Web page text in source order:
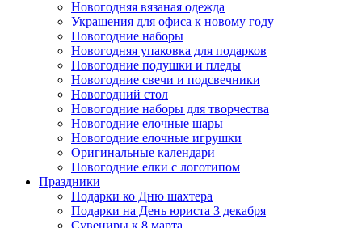
Новогодняя вязаная одежда
Украшения для офиса к новому году
Новогодние наборы
Новогодняя упаковка для подарков
Новогодние подушки и пледы
Новогодние свечи и подсвечники
Новогодний стол
Новогодние наборы для творчества
Новогодние елочные шары
Новогодние елочные игрушки
Оригинальные календари
Новогодние елки с логотипом
Праздники
Подарки ко Дню шахтера
Подарки на День юриста 3 декабря
Сувениры к 8 марта